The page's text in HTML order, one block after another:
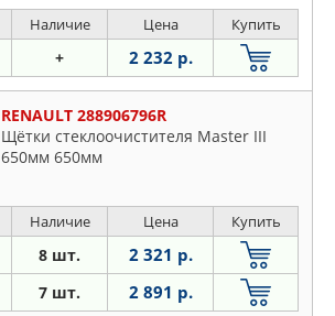
Наличие Цена Купить
+ 2 232 р.
RENAULT 288906796R
Щётки стеклоочистителя Master III
650мм 650мм
Наличие Цена Купить
8 шт. 2 321 р.
7 шт. 2 891 р.